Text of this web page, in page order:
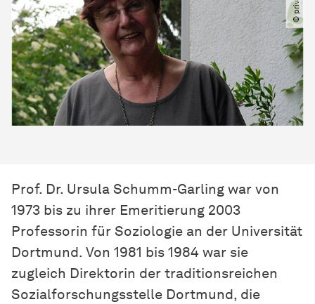
© privat
Prof. Dr. Ursula Schumm-Garling war von
1973 bis zu ihrer Emeritierung 2003
Professorin für Soziologie an der Universität
Dortmund. Von 1981 bis 1984 war sie
zugleich Direktorin der traditionsreichen
Sozial­forschungs­stelle Dortmund, die